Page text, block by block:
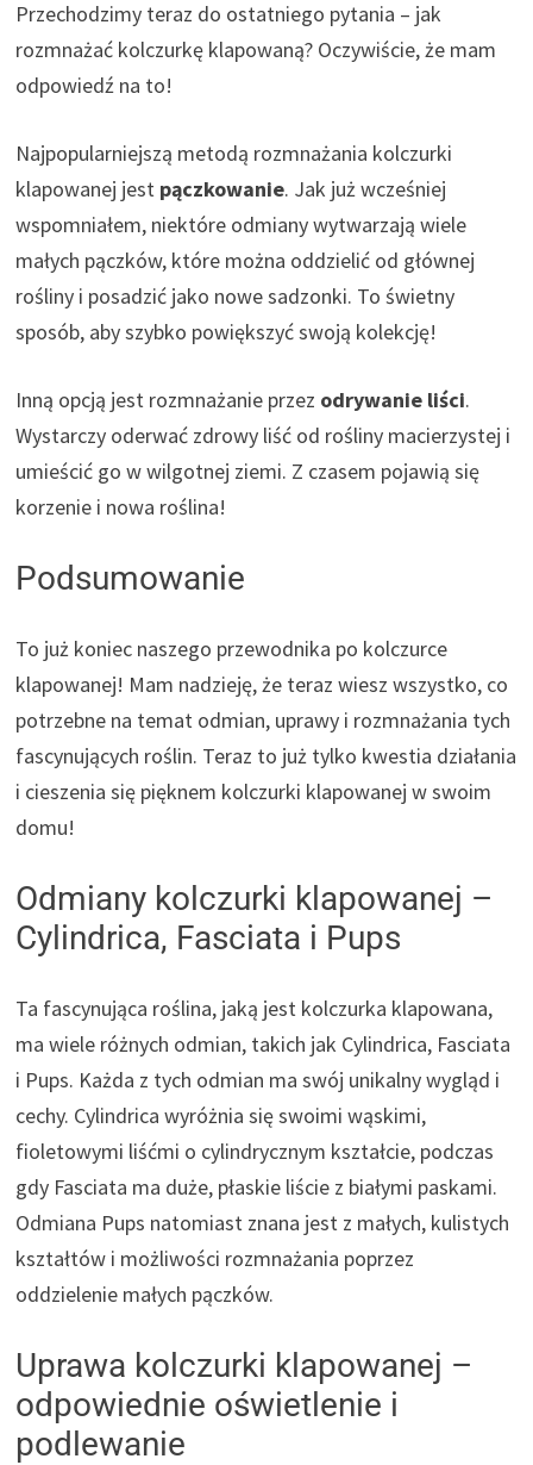
Przechodzimy teraz do ostatniego pytania – jak
rozmnażać kolczurkę klapowaną? Oczywiście, że mam
odpowiedź na to!
Najpopularniejszą metodą rozmnażania kolczurki
klapowanej jest pączkowanie. Jak już wcześniej
wspomniałem, niektóre odmiany wytwarzają wiele
małych pączków, które można oddzielić od głównej
rośliny i posadzić jako nowe sadzonki. To świetny
sposób, aby szybko powiększyć swoją kolekcję!
Inną opcją jest rozmnażanie przez odrywanie liści.
Wystarczy oderwać zdrowy liść od rośliny macierzystej i
umieścić go w wilgotnej ziemi. Z czasem pojawią się
korzenie i nowa roślina!
Podsumowanie
To już koniec naszego przewodnika po kolczurce
klapowanej! Mam nadzieję, że teraz wiesz wszystko, co
potrzebne na temat odmian, uprawy i rozmnażania tych
fascynujących roślin. Teraz to już tylko kwestia działania
i cieszenia się pięknem kolczurki klapowanej w swoim
domu!
Odmiany kolczurki klapowanej –
Cylindrica, Fasciata i Pups
Ta fascynująca roślina, jaką jest kolczurka klapowana,
ma wiele różnych odmian, takich jak Cylindrica, Fasciata
i Pups. Każda z tych odmian ma swój unikalny wygląd i
cechy. Cylindrica wyróżnia się swoimi wąskimi,
fioletowymi liśćmi o cylindrycznym kształcie, podczas
gdy Fasciata ma duże, płaskie liście z białymi paskami.
Odmiana Pups natomiast znana jest z małych, kulistych
kształtów i możliwości rozmnażania poprzez
oddzielenie małych pączków.
Uprawa kolczurki klapowanej –
odpowiednie oświetlenie i
podlewanie